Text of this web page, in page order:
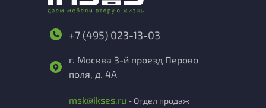
+7 (495) 023-13-03
г. Москва 3-й проезд Перово
поля, д. 4А
msk@ikses.ru - Отдел продаж